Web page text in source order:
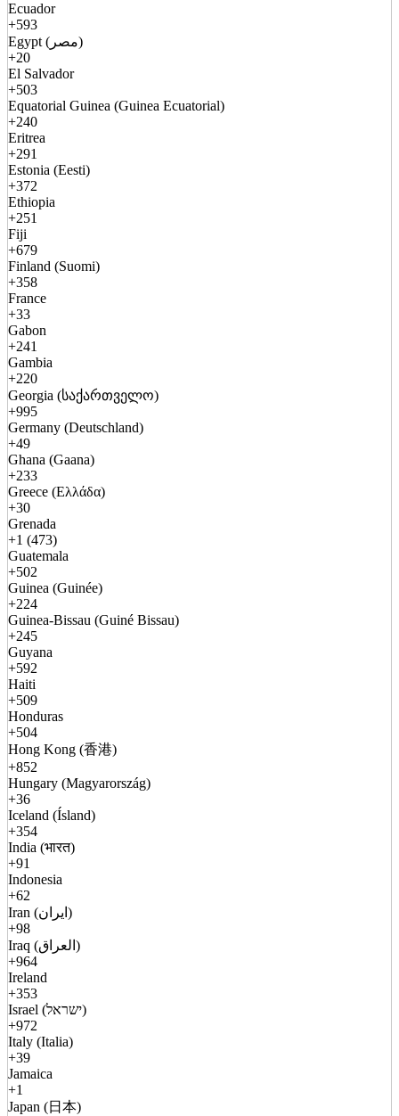
Ecuador
+593
Egypt (مصر)
+20
El Salvador
+503
Equatorial Guinea (Guinea Ecuatorial)
+240
Eritrea
+291
Estonia (Eesti)
+372
Ethiopia
+251
Fiji
+679
Finland (Suomi)
+358
France
+33
Gabon
+241
Gambia
+220
Georgia (საქართველო)
+995
Germany (Deutschland)
+49
Ghana (Gaana)
+233
Greece (Ελλάδα)
+30
Grenada
+1 (473)
Guatemala
+502
Guinea (Guinée)
+224
Guinea-Bissau (Guiné Bissau)
+245
Guyana
+592
Haiti
+509
Honduras
+504
Hong Kong (香港)
+852
Hungary (Magyarország)
+36
Iceland (Ísland)
+354
India (भारत)
+91
Indonesia
+62
Iran (ایران)
+98
Iraq (العراق)
+964
Ireland
+353
Israel (ישראל)
+972
Italy (Italia)
+39
Jamaica
+1
Japan (日本)